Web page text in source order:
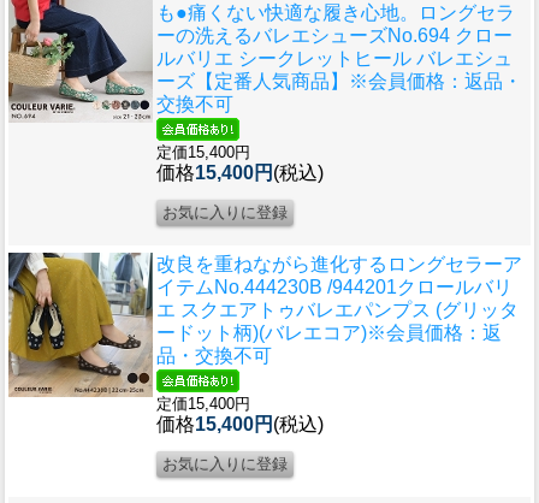
も●痛くない快適な履き心地。ロングセラ
ーの洗えるバレエシューズNo.694 クロー
ルバリエ シークレットヒール バレエシュ
ーズ【定番人気商品】※会員価格：返品・
交換不可
定価15,400円
価格15,400円 (税込)
改良を重ねながら進化するロングセラーア
イテム No.444230B /944201クロールバリ
エ スクエアトゥバレエパンプス (グリッタ
ードット柄)(バレエコア)※会員価格：返
品・交換不可
定価15,400円
価格15,400円 (税込)